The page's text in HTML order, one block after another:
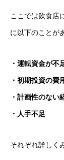
ここでは飲食店
に以下のことが
・運転資金が不
・初期投資の費
・計画性のない
・人手不足
それぞれ詳しく